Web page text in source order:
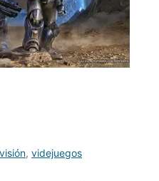
, videjuegos